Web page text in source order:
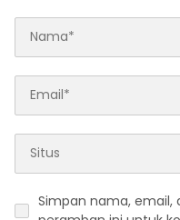
Simpan nama, email,